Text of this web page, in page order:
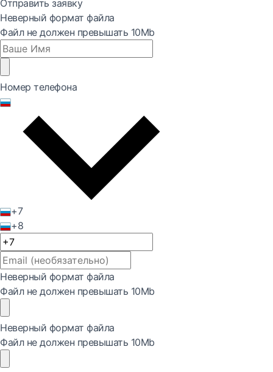
Отправить заявку
Неверный формат файла
Файл не должен превышать 10Mb
Номер телефона
+7
+8
Неверный формат файла
Файл не должен превышать 10Mb
Неверный формат файла
Файл не должен превышать 10Mb